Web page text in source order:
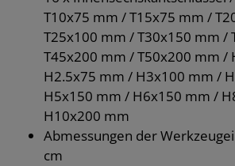
T10x75 mm / T15x75 mm /
T25x100 mm / T30x150 mm /
T45x200 mm / T50x200 mm /
H2.5x75 mm / H3x100 mm /
H5x150 mm / H6x150 mm /
H10x200 mm
Abmessungen der
cm